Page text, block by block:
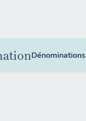
Dénominations